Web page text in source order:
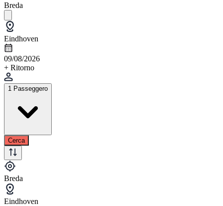
Breda
Eindhoven
09/08/2026
+ Ritorno
1 Passeggero
Cerca
Breda
Eindhoven